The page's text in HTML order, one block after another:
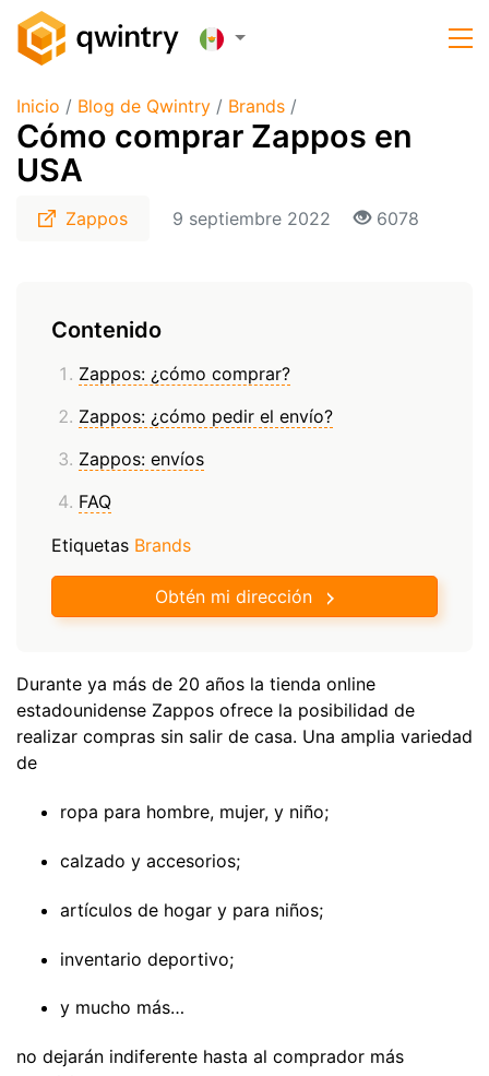
Inicio / Blog de Qwintry / Brands /
Cómo comprar Zappos en
USA
Zappos 9 septiembre 2022 6078
Contenido
Zappos: ¿cómo comprar?
Zappos: ¿cómo pedir el envío?
Zappos: envíos
FAQ
Etiquetas Brands
Obtén mi dirección
Durante ya más de 20 años la tienda online
estadounidense Zappos ofrece la posibilidad de
realizar compras sin salir de casa. Una amplia variedad
de
ropa para hombre, mujer, y niño;
calzado y accesorios;
artículos de hogar y para niños;
inventario deportivo;
y mucho más…
no dejarán indiferente hasta al comprador más